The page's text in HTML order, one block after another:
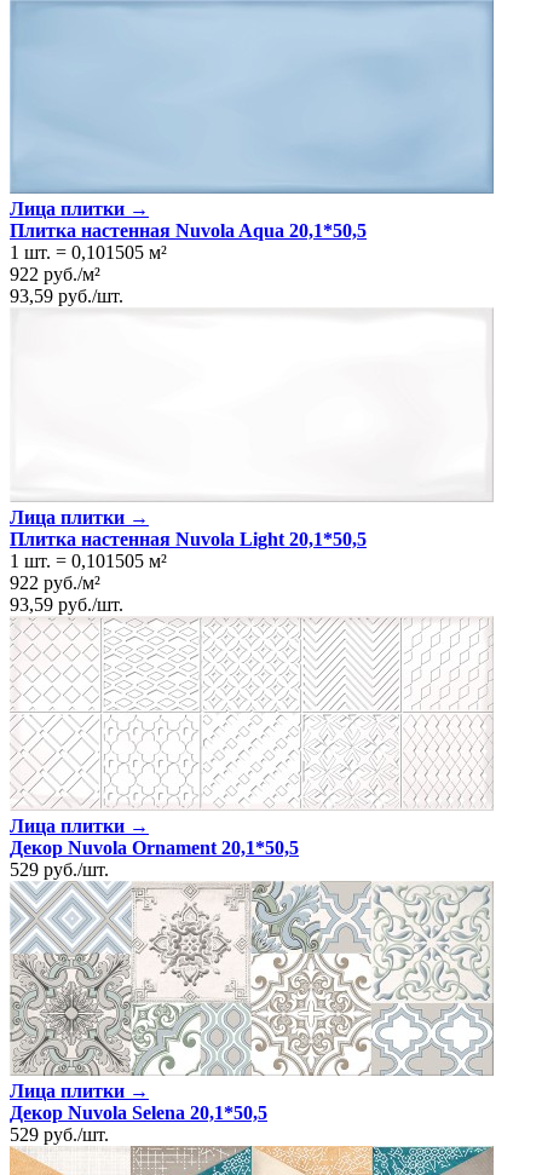
Лица плитки →
Плитка настенная Nuvola Aqua 20,1*50,5
1 шт. = 0,101505 м²
922 руб./м²
93,59 руб./шт.
Лица плитки →
Плитка настенная Nuvola Light 20,1*50,5
1 шт. = 0,101505 м²
922 руб./м²
93,59 руб./шт.
Лица плитки →
Декор Nuvola Ornament 20,1*50,5
529 руб./шт.
Лица плитки →
Декор Nuvola Selena 20,1*50,5
529 руб./шт.